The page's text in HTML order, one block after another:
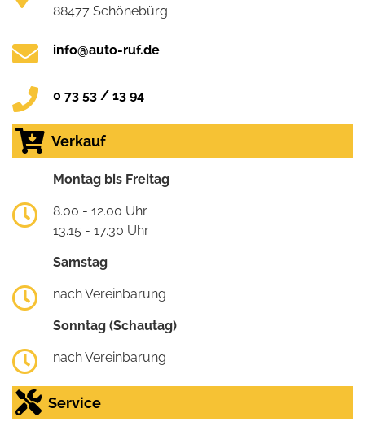
88477 Schönebürg
info@auto-ruf.de
0 73 53 / 13 94
Verkauf
Montag bis Freitag
8.00 - 12.00 Uhr
13.15 - 17.30 Uhr
Samstag
nach Vereinbarung
Sonntag (Schautag)
nach Vereinbarung
Service